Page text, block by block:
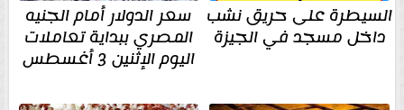
السيطرة على حريق نشب
داخل مسجد في الجيزة
سعر الدولار أمام الجنيه
المصري ببداية تعاملات
اليوم الإثنين 3 أغسطس